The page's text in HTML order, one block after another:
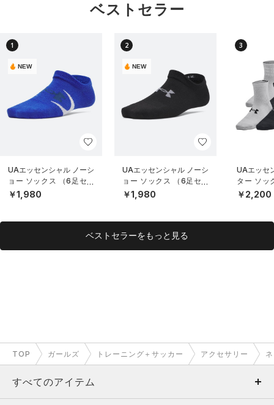
ベストセラー
1
NEW
UAエッセンシャル ノーシ
ョー ソックス （6足セッ
ト）（トレーニング/KID
￥1,980
2
NEW
UAエッセンシャル ノーシ
ョー ソックス （6足セッ
ト）（トレーニング/KID
S）
￥1,980
3
UAエッセ
ター ソッ
ト）（ラ
DS）
￥2,200
ベストセラーをもっと見る
TOP ガールズ トレーニング＋サッカー アクセサリー
すべてのアイテム